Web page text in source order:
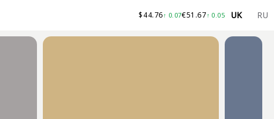
$44.76↑ 0.07€51.67↑ 0.05 UK RU